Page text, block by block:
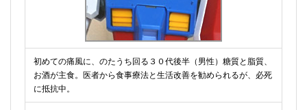
初めての痛風に、のたうち回る３０代後半（男性）糖質と脂質、
お酒が主食。医者から食事療法と生活改善を勧められるが、必死
に抵抗中。